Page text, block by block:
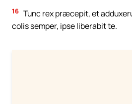
16 Tunc rex præcepit, et
colis semper, ipse liberabit te.